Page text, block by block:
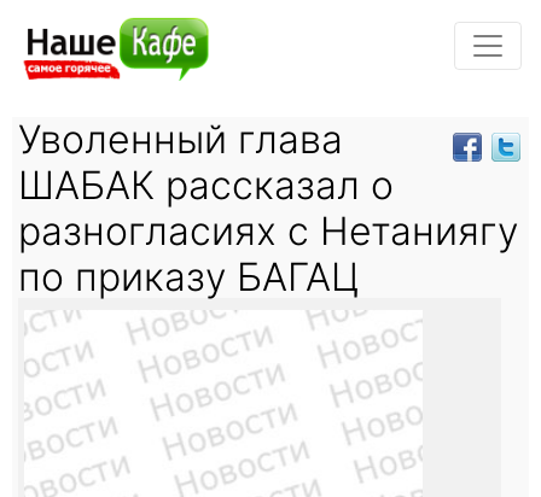
Уволенный глава
ШАБАК рассказал о
разногласиях с Нетаниягу
по приказу БАГАЦ